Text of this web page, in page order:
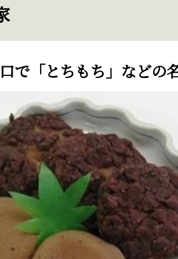
で「とちもち」などの